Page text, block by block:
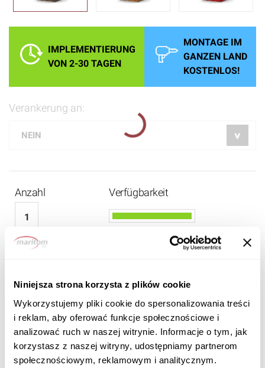
Niniejsza strona korzysta z plików cookie
Wykorzystujemy pliki cookie do spersonalizowania treści
i reklam, aby oferować funkcje społecznościowe i
analizować ruch w naszej witrynie. Informacje o tym, jak
korzystasz z naszej witryny, udostępniamy partnerom
społecznościowym, reklamowym i analitycznym.
IMPLEMENTIERUNG
VON 2-30 TAGEN
MONTAGE IM
GANZEN LAND
KOSTENLOS!
Verankerung an:
Anzahl Verfügbarkeit
2 450 EUR BRUTTO